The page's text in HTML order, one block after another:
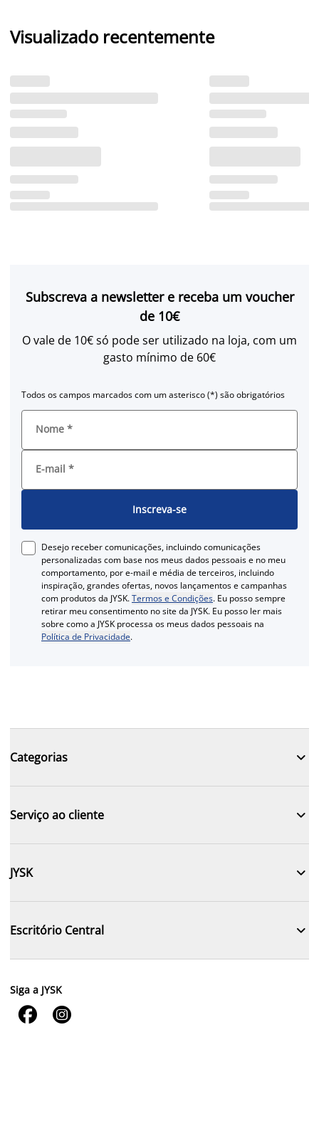
Visualizado recentemente
Subscreva a newsletter e receba um voucher
de 10€
O vale de 10€ só pode ser utilizado na loja, com um
gasto mínimo de 60€
Todos os campos marcados com um asterisco (*) são obrigatórios
Nome *
E-mail *
Inscreva-se
Desejo receber comunicações, incluindo comunicações
personalizadas com base nos meus dados pessoais e no meu
comportamento, por e-mail e média de terceiros, incluindo
inspiração, grandes ofertas, novos lançamentos e campanhas
com produtos da JYSK.Termos e Condições. Eu posso sempre
retirar meu consentimento no site da JYSK. Eu posso ler mais
sobre como a JYSK processa os meus dados pessoais na
Política de Privacidade.
Categorias 
Serviço ao cliente 
JYSK 
Escritório Central 
Siga a JYSK
 